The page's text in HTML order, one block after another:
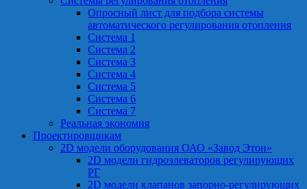
Опросный лист для подбора системы
автоматического регулирования отопления
Система 1
Система 2
Система 3
Система 4
Система 5
Система 6
Система 7
Реальная экономия
Проектировщикам
2D модели оборудования ОАО «Завод Этон»
2D модели гидроэлеваторов регулирующих
РГ
2D модели клапанов запорно-регулирующих